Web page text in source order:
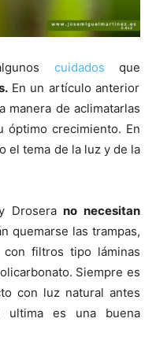
cuidados que
En un artículo anterior
manera de aclimatarlas
óptimo crecimiento. En
el tema de la luz y de la
Droserano necesitan
quemarse las trampas,
filtros tipo láminas
Siempre es
con luz natural antes
es una buena